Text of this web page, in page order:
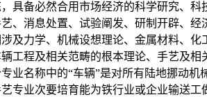
具备必然合用市场经济的科学研究、
、消息处置、试验阐发、研制开辟、
及力学、机械设想理论、金属材料、
工程及相关范畴的根本理论、手艺及
业名称中的“车辆”是对所有陆地挪动
专业次要培育能为铁行业或企业输送